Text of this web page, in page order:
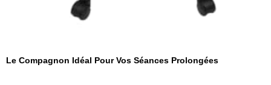
Le Compagnon Idéal Pour Vos Séances Prolongées